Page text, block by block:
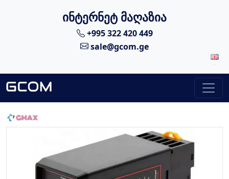
ინტერნეტ მაღაზია
+995 322 420 449
sale@gcom.ge